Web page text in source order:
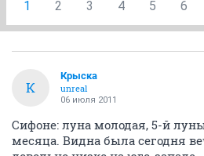
1 2 3 4 5 6
К
Крыска
unreal
06 июля 2011
Сифоне: луна молодая, 5-й
месяца. Видна была сегодня